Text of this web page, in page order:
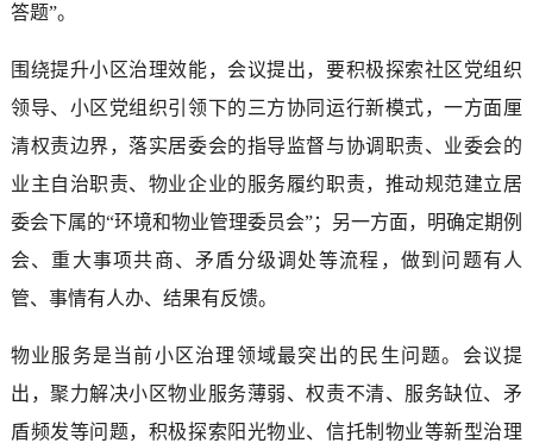
答题”。
围绕提升小区治理效能，会议提出，要积极探索社区党组织
领导、小区党组织引领下的三方协同运行新模式，一方面厘
清权责边界，落实居委会的指导监督与协调职责、业委会的
业主自治职责、物业企业的服务履约职责，推动规范建立居
委会下属的“环境和物业管理委员会”；另一方面，明确定期例
会、重大事项共商、矛盾分级调处等流程，做到问题有人
管、事情有人办、结果有反馈。
物业服务是当前小区治理领域最突出的民生问题。会议提
出，聚力解决小区物业服务薄弱、权责不清、服务缺位、矛
盾频发等问题，积极探索阳光物业、信托制物业等新型治理